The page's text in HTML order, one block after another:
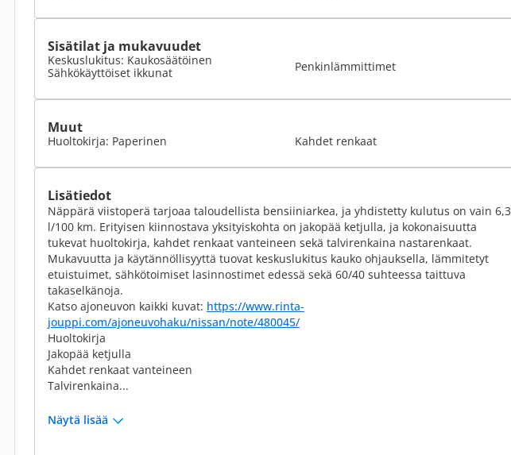
Sisätilat ja mukavuudet
Keskuslukitus: Kaukosäätöinen
Sähkökäyttöiset ikkunat
Penkinlämmittimet
Muut
Huoltokirja: Paperinen Kahdet renkaat
Lisätiedot
Näppärä viistoperä tarjoaa taloudellista bensiiniarkea, ja yhdistetty kulutus on vain 6,3
l/100 km. Erityisen kiinnostava yksityiskohta on jakopää ketjulla, ja kokonaisuutta
tukevat huoltokirja, kahdet renkaat vanteineen sekä talvirenkaina nastarenkaat.
Mukavuutta ja käytännöllisyyttä tuovat keskuslukitus kauko ohjauksella, lämmitetyt
etuistuimet, sähkötoimiset lasinnostimet edessä sekä 60/40 suhteessa taittuva
takaselkänoja.
Katso ajoneuvon kaikki kuvat: https://www.rinta-
jouppi.com/ajoneuvohaku/nissan/note/480045/
Huoltokirja
Jakopää ketjulla
Kahdet renkaat vanteineen
Talvirenkaina...
Näytä lisää